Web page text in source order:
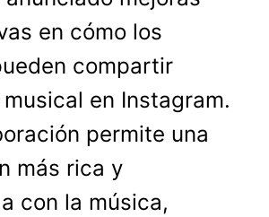
en cómo los
compartir
en Instagram.
permite una
más rica y
con la música,